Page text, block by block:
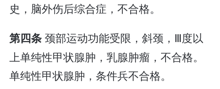
史，脑外伤后综合症，不合格。
第四条颈部运动功能受限，斜颈，Ⅲ度以
上单纯性甲状腺肿，乳腺肿瘤，不合格。
单纯性甲状腺肿，条件兵不合格。